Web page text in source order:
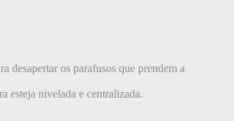
desapertar os parafusos que prendem a
esteja nivelada e centralizada.